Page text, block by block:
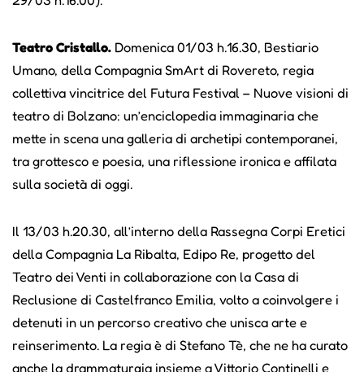
Teatro Cristallo. Domenica 01/03 h.16.30, Bestiario
Umano, della Compagnia SmArt di Rovereto, regia
collettiva vincitrice del Futura Festival – Nuove visioni di
teatro di Bolzano: un’enciclopedia immaginaria che
mette in scena una galleria di archetipi contemporanei,
tra grottesco e poesia, una riflessione ironica e affilata
sulla società di oggi.
Il 13/03 h.20.30, all’interno della Rassegna Corpi Eretici
della Compagnia La Ribalta, Edipo Re, progetto del
Teatro dei Venti in collaborazione con la Casa di
Reclusione di Castelfranco Emilia, volto a coinvolgere i
detenuti in un percorso creativo che unisca arte e
reinserimento. La regia è di Stefano Tè, che ne ha curato
anche la drammaturgia insieme a Vittorio Continelli e